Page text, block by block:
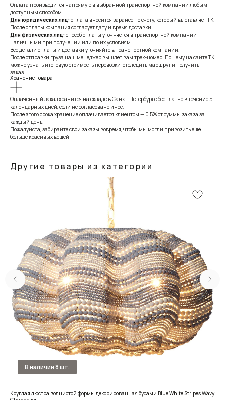
Оплата производится напрямую в выбранной транспортной компании любым
доступным способом.
Для юридических лиц: оплата вносится заранее по счёту, который выставляет ТК.
После оплаты компания согласует дату и время доставки.
Для физических лиц: способ оплаты уточняется в транспортной компании —
наличными при получении или по их условиям.
Все детали оплаты и доставки уточняйте в транспортной компании.
После отправки груза наш менеджер вышлет вам трек-номер. По нему на сайте ТК
можно узнать итоговую стоимость перевозки, отследить маршрут и получить
заказ.
Хранение товара
Оплаченный заказ хранится на складе в Санкт-Петербурге бесплатно в течение 5
календарных дней, если не согласовано иное.
После этого срока хранение оплачивается клиентом — 0,5% от суммы заказа за
каждый день.
Пожалуйста, забирайте свои заказы вовремя, чтобы мы могли привозить ещё
больше красивых вещей!
Другие товары из категории
Круглая люстра волнистой формы декорированная бусами Blue White Stripes Wavy